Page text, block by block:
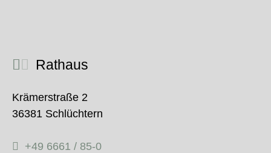
Rathaus
Krämerstraße 2
36381 Schlüchtern
+49 6661 / 85-0